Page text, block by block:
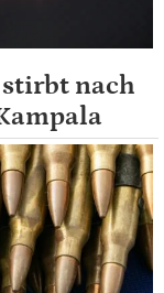
nach